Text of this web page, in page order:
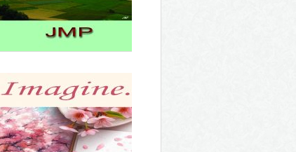
Un amour de l'au-delà